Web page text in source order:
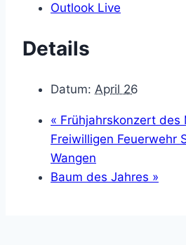
Outlook Live
Details
Datum: April 26
« Frühjahrskonzert des
Freiwilligen Feuerwehr
Wangen
Baum des Jahres »